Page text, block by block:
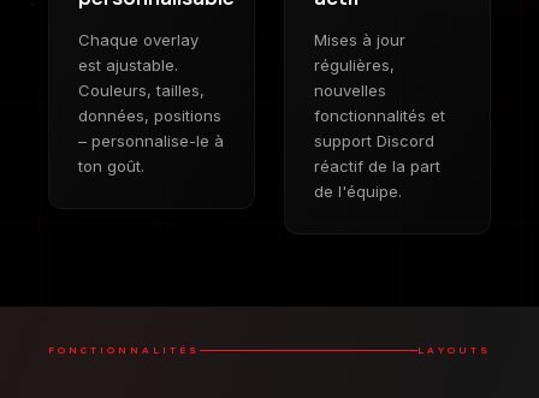
Chaque overlay
est ajustable.
Couleurs, tailles,
données, positions
– personnalise-le à
ton goût.
Mises à jour
régulières,
nouvelles
fonctionnalités et
support Discord
réactif de la part
de l'équipe.
FONCTIONNALITÉS LAYOUTS